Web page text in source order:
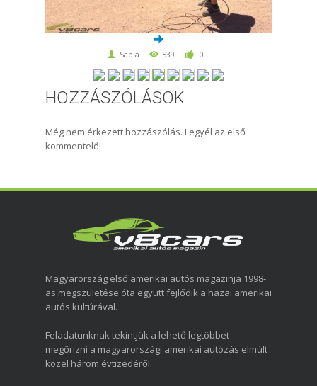
Sabja 539 0
HOZZÁSZÓLÁSOK
Még nem érkezett hozzászólás. Legyél az első
kommentelő!
Magyarország első amerikai autós magazinja 1998-
as megszületése óta együtt fejlődik a hazai amerikai
autós kultúrával.
Feladatunknak tekintjük a lehető legtöbbet
megőrizni a magyarországi amerikai autózás elmúlt
közel három évtizedéről.